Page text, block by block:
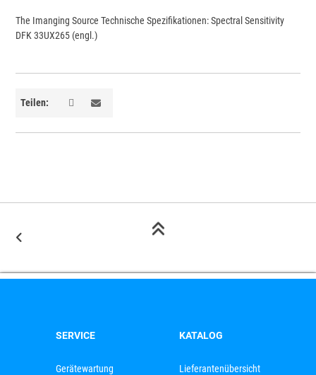
The Imanging Source Technische Spezifikationen: Spectral Sensitivity
DFK 33UX265 (engl.)
Teilen:
SERVICE
Gerätewartung
KATALOG
Lieferantenübersicht